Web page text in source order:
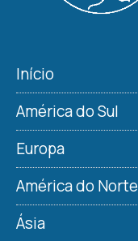
Início
América do Sul
Europa
América do Norte
Ásia